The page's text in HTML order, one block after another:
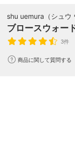
shu uemura（シュウ
ブロースウォ
3件
商品に関して質問する